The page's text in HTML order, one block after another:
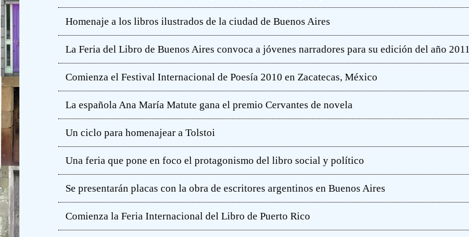
Homenaje a los libros ilustrados de la ciudad de Buenos Aires
La Feria del Libro de Buenos Aires convoca a jóvenes narradores para su edición del año 2011
Comienza el Festival Internacional de Poesía 2010 en Zacatecas, México
La española Ana María Matute gana el premio Cervantes de novela
Un ciclo para homenajear a Tolstoi
Una feria que pone en foco el protagonismo del libro social y político
Se presentarán placas con la obra de escritores argentinos en Buenos Aires
Comienza la Feria Internacional del Libro de Puerto Rico